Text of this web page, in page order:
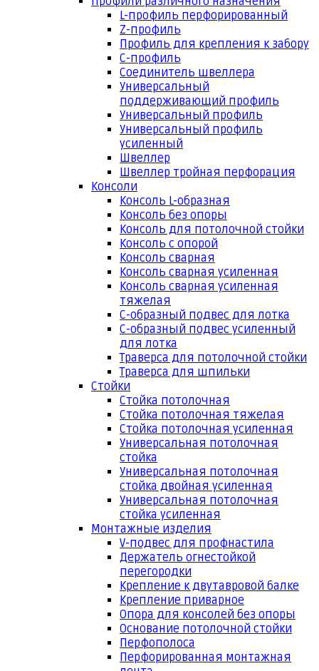
L-профиль перфорированный
Z-профиль
Профиль для крепления к забору
С-профиль
Соединитель швеллера
Универсальный
поддерживающий профиль
Универсальный профиль
Универсальный профиль
усиленный
Швеллер
Швеллер тройная перфорация
Консоли
Консоль L-образная
Консоль без опоры
Консоль для потолочной стойки
Консоль с опорой
Консоль сварная
Консоль сварная усиленная
Консоль сварная усиленная
тяжелая
С-образный подвес для лотка
С-образный подвес усиленный
для лотка
Траверса для потолочной стойки
Траверса для шпильки
Стойки
Стойка потолочная
Стойка потолочная тяжелая
Стойка потолочная усиленная
Универсальная потолочная
стойка
Универсальная потолочная
стойка двойная усиленная
Универсальная потолочная
стойка усиленная
Монтажные изделия
V-подвес для профнастила
Держатель огнестойкой
перегородки
Крепление к двутавровой балке
Крепление приварное
Опора для консолей без опоры
Основание потолочной стойки
Перфополоса
Перфорированная монтажная